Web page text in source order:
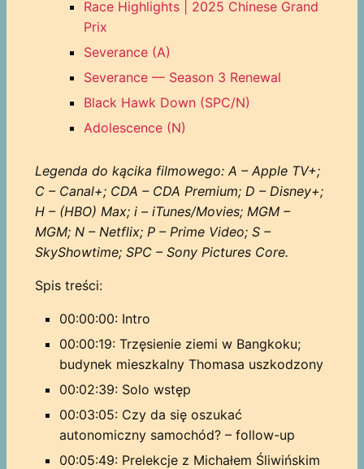
Race Highlights | 2025 Chinese Grand
Prix
Severance (A)
Severance — Season 3 Renewal
Black Hawk Down (SPC/N)
Adolescence (N)
Legenda do kącika filmowego: A – Apple TV+;
C – Canal+; CDA – CDA Premium; D – Disney+;
H – (HBO) Max; i – iTunes/Movies; MGM –
MGM; N – Netflix; P – Prime Video; S –
SkyShowtime; SPC – Sony Pictures Core.
Spis treści:
00:00:00: Intro
00:00:19: Trzęsienie ziemi w Bangkoku;
budynek mieszkalny Thomasa uszkodzony
00:02:39: Solo wstęp
00:03:05: Czy da się oszukać
autonomiczny samochód? – follow-up
00:05:49: Prelekcje z Michałem Śliwińskim